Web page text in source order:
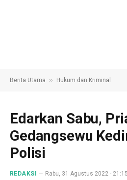
Berita Utama » Hukum dan Kriminal
Edarkan Sabu,
Gedangsewu
Polisi
REDAKSI Rabu, 31 Agustus 2022 -